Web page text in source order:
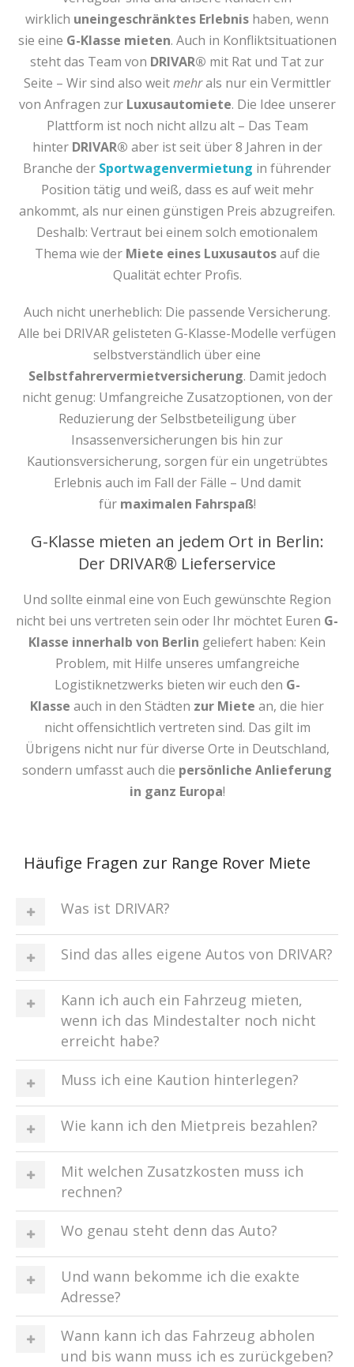
wirklich uneingeschränktes Erlebnis haben, wenn
sie eine G-Klasse mieten. Auch in Konfliktsituationen
steht das Team von DRIVAR® mit Rat und Tat zur
Seite – Wir sind also weitmehrals nur ein Vermittler
von Anfragen zur Luxusautomiete. Die Idee unserer
Plattform ist noch nicht allzu alt – Das Team
hinter DRIVAR® aber ist seit über 8 Jahren in der
Branche der Sportwagenvermietung in führender
Position tätig und weiß, dass es auf weit mehr
ankommt, als nur einen günstigen Preis abzugreifen.
Deshalb: Vertraut bei einem solch emotionalem
Thema wie der Miete eines Luxusautosauf die
Qualität echter Profis.
Auch nicht unerheblich: Die passende Versicherung.
Alle bei DRIVAR gelisteten G-Klasse-Modelle verfügen
selbstverständlich über eine
Selbstfahrervermietversicherung. Damit jedoch
nicht genug: Umfangreiche Zusatzoptionen, von der
Reduzierung der Selbstbeteiligung über
Insassenversicherungen bis hin zur
Kautionsversicherung, sorgen für ein ungetrübtes
Erlebnis auch im Fall der Fälle – Und damit
für maximalen Fahrspaß!
G-Klasse mieten an jedem Ort in Berlin:
Der DRIVAR® Lieferservice
Und sollte einmal eine von Euch gewünschte Region
nicht bei uns vertreten sein oder Ihr möchtet Euren G-
Klasse innerhalb von Berlin geliefert haben: Kein
Problem, mit Hilfe unseres umfangreiche
Logistiknetzwerks bieten wir euch den G-
Klasse auch in den Städten zur Miete an, die hier
nicht offensichtlich vertreten sind. Das gilt im
Übrigens nicht nur für diverse Orte in Deutschland,
sondern umfasst auch die persönliche Anlieferung
in ganz Europa!
Häufige Fragen zur Range Rover Miete
Was ist DRIVAR?
Sind das alles eigene Autos von DRIVAR?
Kann ich auch ein Fahrzeug mieten,
wenn ich das Mindestalter noch nicht
erreicht habe?
Muss ich eine Kaution hinterlegen?
Wie kann ich den Mietpreis bezahlen?
Mit welchen Zusatzkosten muss ich
rechnen?
Wo genau steht denn das Auto?
Und wann bekomme ich die exakte
Adresse?
Wann kann ich das Fahrzeug abholen
und bis wann muss ich es zurückgeben?